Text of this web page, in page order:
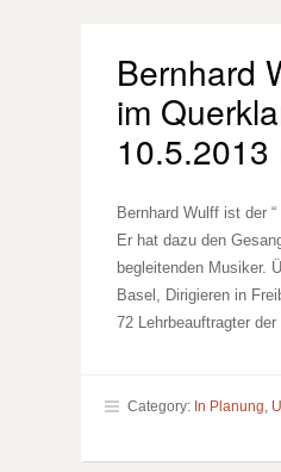
Bernhard
im
10.5.2013
Bernhard Wulff ist der
Er hat dazu den
begleitenden Musiker.
Basel, Dirigieren in
72 Lehrbeauftragter
Category: In Planung